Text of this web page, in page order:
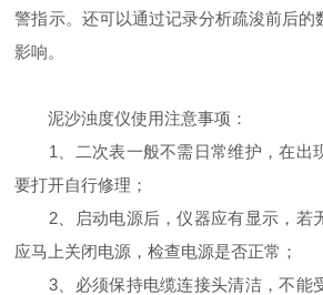
警指示。还可以通过记录分析疏浚前后的
影响。
泥沙浊度仪使用注意事项：
1、二次表一般不需日常维护，在出
要打开自行修理；
2、启动电源后，仪器应有显示，若
应马上关闭电源，检查电源是否正常；
3、必须保持电缆连接头清洁，不能